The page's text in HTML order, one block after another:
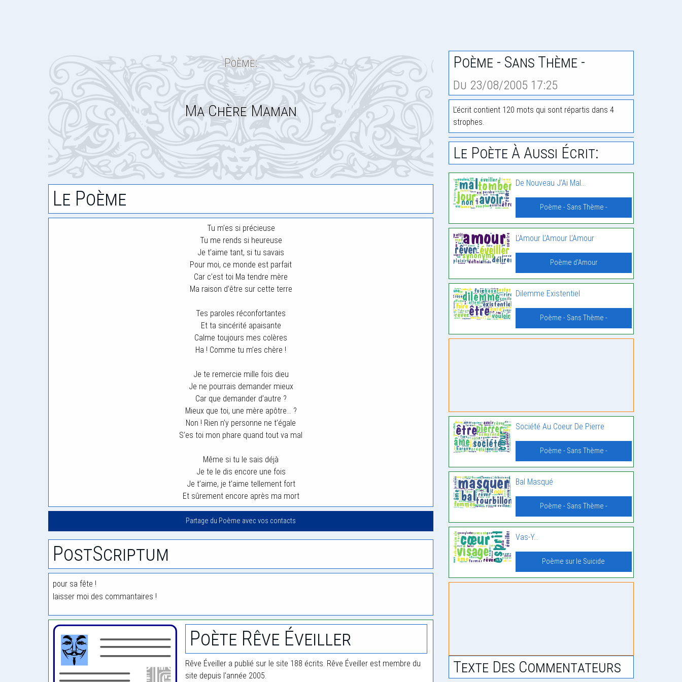
Poème:
Ma Chère Maman
Le Poème
Tu m’es si précieuse
Tu me rends si heureuse
Je t’aime tant, si tu savais
Pour moi, ce monde est parfait
Car c’est toi Ma tendre mère
Ma raison d’être sur cette terre
Tes paroles réconfortantes
Et ta sincérité apaisante
Calme toujours mes colères
Ha ! Comme tu m’es chère !
Je te remercie mille fois dieu
Je ne pourrais demander mieux
Car que demander d’autre ?
Mieux que toi, une mère apôtre… ?
Non ! Rien n’y personne ne t’égale
S’es toi mon phare quand tout va mal
Même si tu le sais déjà
Je te le dis encore une fois
Je t’aime, je t’aime tellement fort
Et sûrement encore après ma mort
Partage du Poème avec vos contacts
PostScriptum
pour sa fête !
laisser moi des commantaires !
Poète Rêve Éveiller
Rêve Éveiller a publié sur le site 188 écrits. Rêve Éveiller est membre du
site depuis l'année 2005.
Poème - Sans Thème -
Du 23/08/2005 17:25
L'écrit contient 120 mots qui sont répartis dans 4
strophes.
Le Poète À Aussi Écrit:
De Nouveau J’Ai Mal…
Poème - Sans Thème -
L’Amour L’Amour L’Amour
Poème d'Amour
Dilemme Existentiel
Poème - Sans Thème -
Société Au Coeur De Pierre
Poème - Sans Thème -
Bal Masqué
Poème - Sans Thème -
Vas-Y…
Poème sur le Suicide
Texte Des Commentateurs